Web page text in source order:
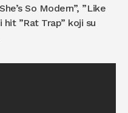
So Modern”, ”Like
”Rat Trap” koji su